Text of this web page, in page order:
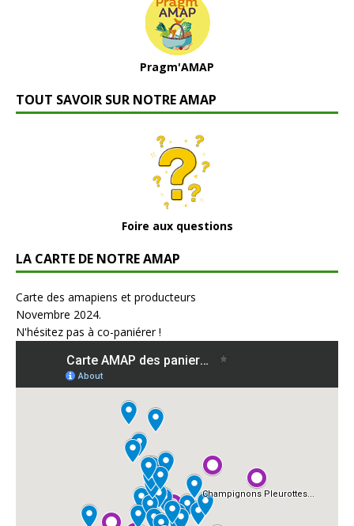
Pragm'AMAP
TOUT SAVOIR SUR NOTRE AMAP
Foire aux questions
LA CARTE DE NOTRE AMAP
Carte des amapiens et producteurs
Novembre 2024.
N'hésitez pas à co-paniérer !